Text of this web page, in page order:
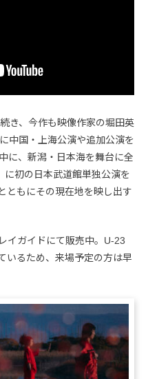
き、今作も映像作家の堀田英
中国・上海公演や追加公演を
に、新潟・日本海を舞台に全
初の日本武道館単独公演を
ともにその現在地を映し出す
イガイドにて販売中。U-23
いるため、来場予定の方は早